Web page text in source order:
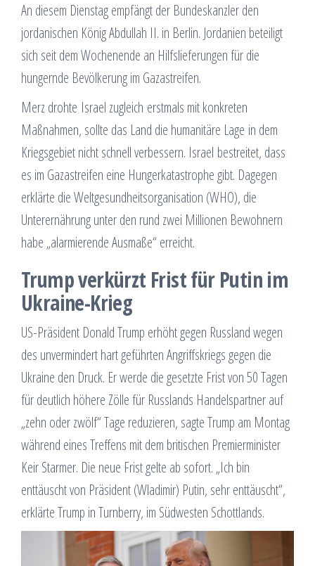
An diesem Dienstag empfängt der Bundeskanzler den
jordanischen König Abdullah II. in Berlin. Jordanien beteiligt
sich seit dem Wochenende an Hilfslieferungen für die
hungernde Bevölkerung im Gazastreifen.
Merz drohte Israel zugleich erstmals mit konkreten
Maßnahmen, sollte das Land die humanitäre Lage in dem
Kriegsgebiet nicht schnell verbessern. Israel bestreitet, dass
es im Gazastreifen eine Hungerkatastrophe gibt. Dagegen
erklärte die Weltgesundheitsorganisation (WHO), die
Unterernährung unter den rund zwei Millionen Bewohnern
habe „alarmierende Ausmaße“ erreicht.
Trump verkürzt Frist für Putin im
Ukraine-Krieg
US-Präsident Donald Trump erhöht gegen Russland wegen
des unvermindert hart geführten Angriffskriegs gegen die
Ukraine den Druck. Er werde die gesetzte Frist von 50 Tagen
für deutlich höhere Zölle für Russlands Handelspartner auf
„zehn oder zwölf“ Tage reduzieren, sagte Trump am Montag
während eines Treffens mit dem britischen Premierminister
Keir Starmer. Die neue Frist gelte ab sofort. „Ich bin
enttäuscht von Präsident (Wladimir) Putin, sehr enttäuscht“,
erklärte Trump in Turnberry, im Südwesten Schottlands.